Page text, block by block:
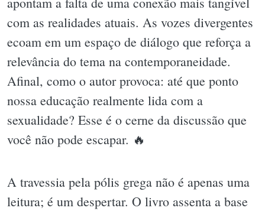
com as realidades atuais. As vozes divergentes
ecoam em um espaço de diálogo que reforça a
relevância do tema na contemporaneidade.
Afinal, como o autor provoca: até que ponto
nossa educação realmente lida com a
sexualidade? Esse é o cerne da discussão que
você não pode escapar. 🔥
A travessia pela pólis grega não é apenas uma
leitura; é um despertar. O livro assenta a base